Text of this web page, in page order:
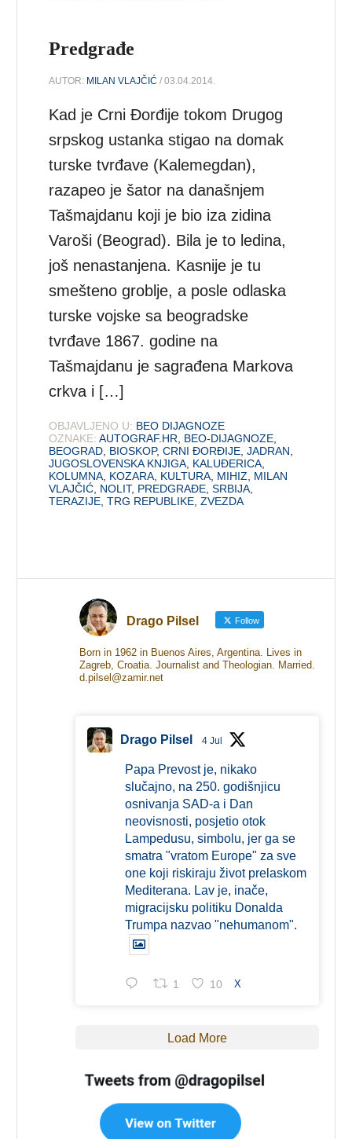
Predgrađe
AUTOR: MILAN VLAJČIĆ / 03.04.2014.
Kad je Crni Đorđije tokom Drugog
srpskog ustanka stigao na domak
turske tvrđave (Kalemegdan),
razapeo je šator na današnjem
Tašmajdanu koji je bio iza zidina
Varoši (Beograd). Bila je to ledina,
još nenastanjena. Kasnije je tu
smešteno groblje, a posle odlaska
turske vojske sa beogradske
tvrđave 1867. godine na
Tašmajdanu je sagrađena Markova
crkva i […]
OBJAVLJENO U: BEO DIJAGNOZE
OZNAKE: AUTOGRAF.HR BEO-DIJAGNOZE
BEOGRAD BIOSKOP,CRNI ĐORĐIJE ,JADRAN
JUGOSLOVENSKA KNJIGA KALUĐERICA
KOLUMNA KOZARA KULTURA MIHIZ
MILAN
VLAJČIĆ NOLIT, PREDGRAĐE ,SRBIJA
TERAZIJE ,TRG REPUBLIKE ,ZVEZDA
Drago Pilsel Follow
Born in 1962 in Buenos Aires, Argentina. Lives in
Zagreb, Croatia. Journalist and Theologian. Married.
d.pilsel@zamir.net
Drago Pilsel 4 Jul
Papa Prevost je, nikako
slučajno, na 250. godišnjicu
osnivanja SAD-a i Dan
neovisnosti, posjetio otok
Lampedusu, simbolu, jer ga se
smatra "vratom Europe" za sve
one koji riskiraju život prelaskom
Mediterana. Lav je, inače,
migracijsku politiku Donalda
Trumpa nazvao "nehumanom".
1 10 X
Load More